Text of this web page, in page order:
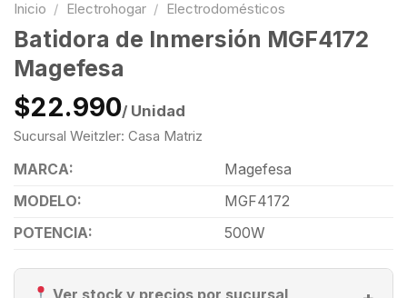
Inicio / Electrohogar / Electrodomésticos
Batidora de Inmersión MGF4172
Magefesa
$22.990/ Unidad
Sucursal Weitzler: Casa Matriz
MARCA:
Magefesa
MODELO:
MGF4172
POTENCIA:
500W
Ver stock y precios por sucursal